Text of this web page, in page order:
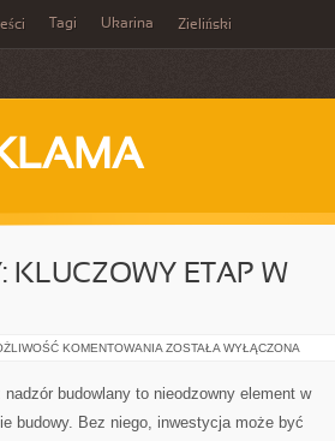
Tagi Ukarina Zieliński
KLUCZOWY ETAP W
KOMENTOWANIA NADZÓR
ETAP
W
BUDOWY
ZOSTAŁA WYŁĄCZONA
nadzór budowlany to nieodzowny element w
budowy. Bez niego, inwestycja może być